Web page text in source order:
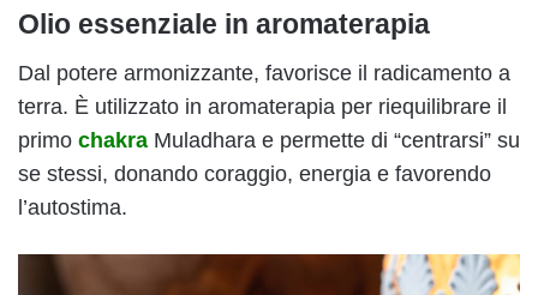
Olio essenziale in aromaterapia
Dal potere armonizzante, favorisce il radicamento a
terra. È utilizzato in aromaterapia per riequilibrare il
primo chakra Muladhara e permette di “centrarsi” su
se stessi, donando coraggio, energia e favorendo
l’autostima.